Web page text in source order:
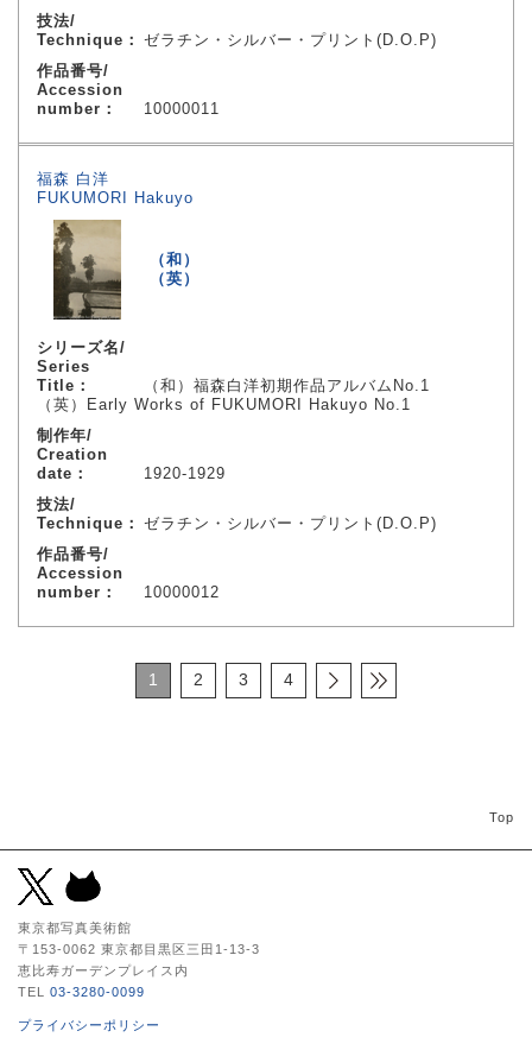
技法/
Technique： ゼラチン・シルバー・プリント(D.O.P)
作品番号/
Accession
number：
10000011
福森 白洋
FUKUMORI Hakuyo
（和）
（英）
シリーズ名/
Series
Title：
（和）福森白洋初期作品アルバムNo.1
（英）Early Works of FUKUMORI Hakuyo No.1
制作年/
Creation
date：
1920-1929
技法/
Technique： ゼラチン・シルバー・プリント(D.O.P)
作品番号/
Accession
number：
10000012
1 2 3 4
Top
東京都写真美術館
〒153-0062 東京都目黒区三田1-13-3
恵比寿ガーデンプレイス内
TEL 03-3280-0099
プライバシーポリシー